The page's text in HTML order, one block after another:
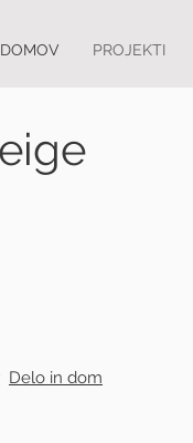
DOMOV PROJEKTI
Delo in dom